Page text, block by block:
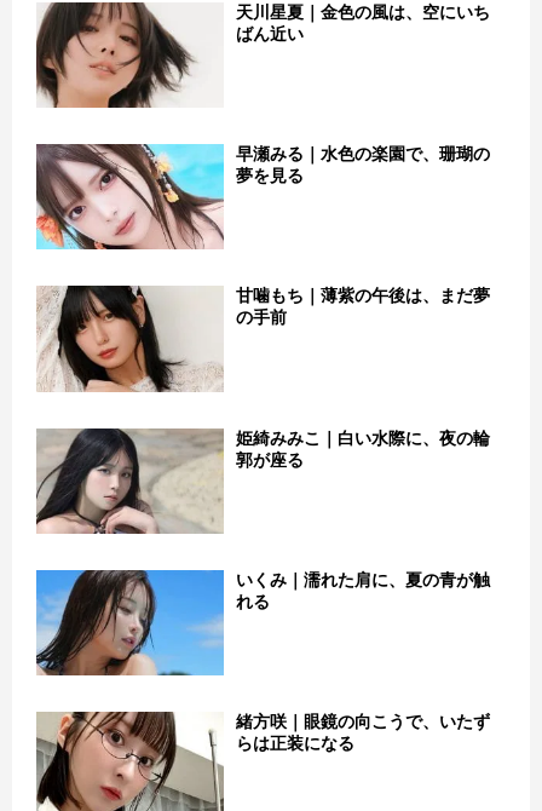
天川星夏｜金色の風は、空にいち
ばん近い
早瀬みる｜水色の楽園で、珊瑚の
夢を見る
甘噛もち｜薄紫の午後は、まだ夢
の手前
姫綺みみこ｜白い水際に、夜の輪
郭が座る
いくみ｜濡れた肩に、夏の青が触
れる
緒方咲｜眼鏡の向こうで、いたず
らは正装になる